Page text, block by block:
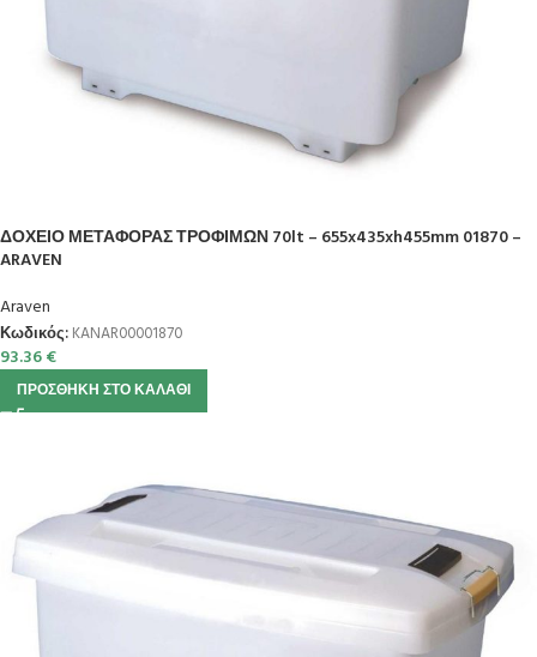
ΔΟΧΕΙΟ ΜΕΤΑΦΟΡΑΣ ΤΡΟΦΙΜΩΝ 70lt – 655x435xh455mm 01870 –
ARAVEN
Araven
Κωδικός: KANAR00001870
93.36€
ΠΡΟΣΘΉΚΗ ΣΤΟ ΚΑΛΆΘΙ